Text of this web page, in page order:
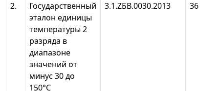
2.
Государственный
эталон единицы
температуры 2
разряда в
диапазоне
значений от
минус 30 до
150°С
3.1.ZБB.0030.2013 36